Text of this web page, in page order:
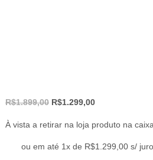
R$1.899,00 O
original
era:
R$1.299,00O
atual
é:
À vista a retirar na loja produto na
ou em até 1x de R$1.299,00 s/